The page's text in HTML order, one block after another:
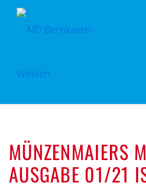
Zum
KONTAKT MITGLIED
IMPRESSUM
MÜNZENMAIERS
AUSGABE 01/21